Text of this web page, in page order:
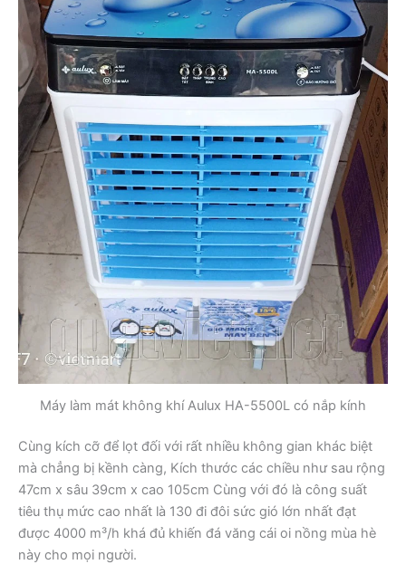
Máy làm mát không khí Aulux HA-5500L có nắp kính
Cùng kích cỡ để lọt đối với rất nhiều không gian khác biệt
mà chẳng bị kềnh càng, Kích thước các chiều như sau rộng
47cm x sâu 39cm x cao 105cm Cùng với đó là công suất
tiêu thụ mức cao nhất là 130 đi đôi sức gió lớn nhất đạt
được 4000 m³/h khá đủ khiến đá văng cái oi nồng mùa hè
này cho mọi người.